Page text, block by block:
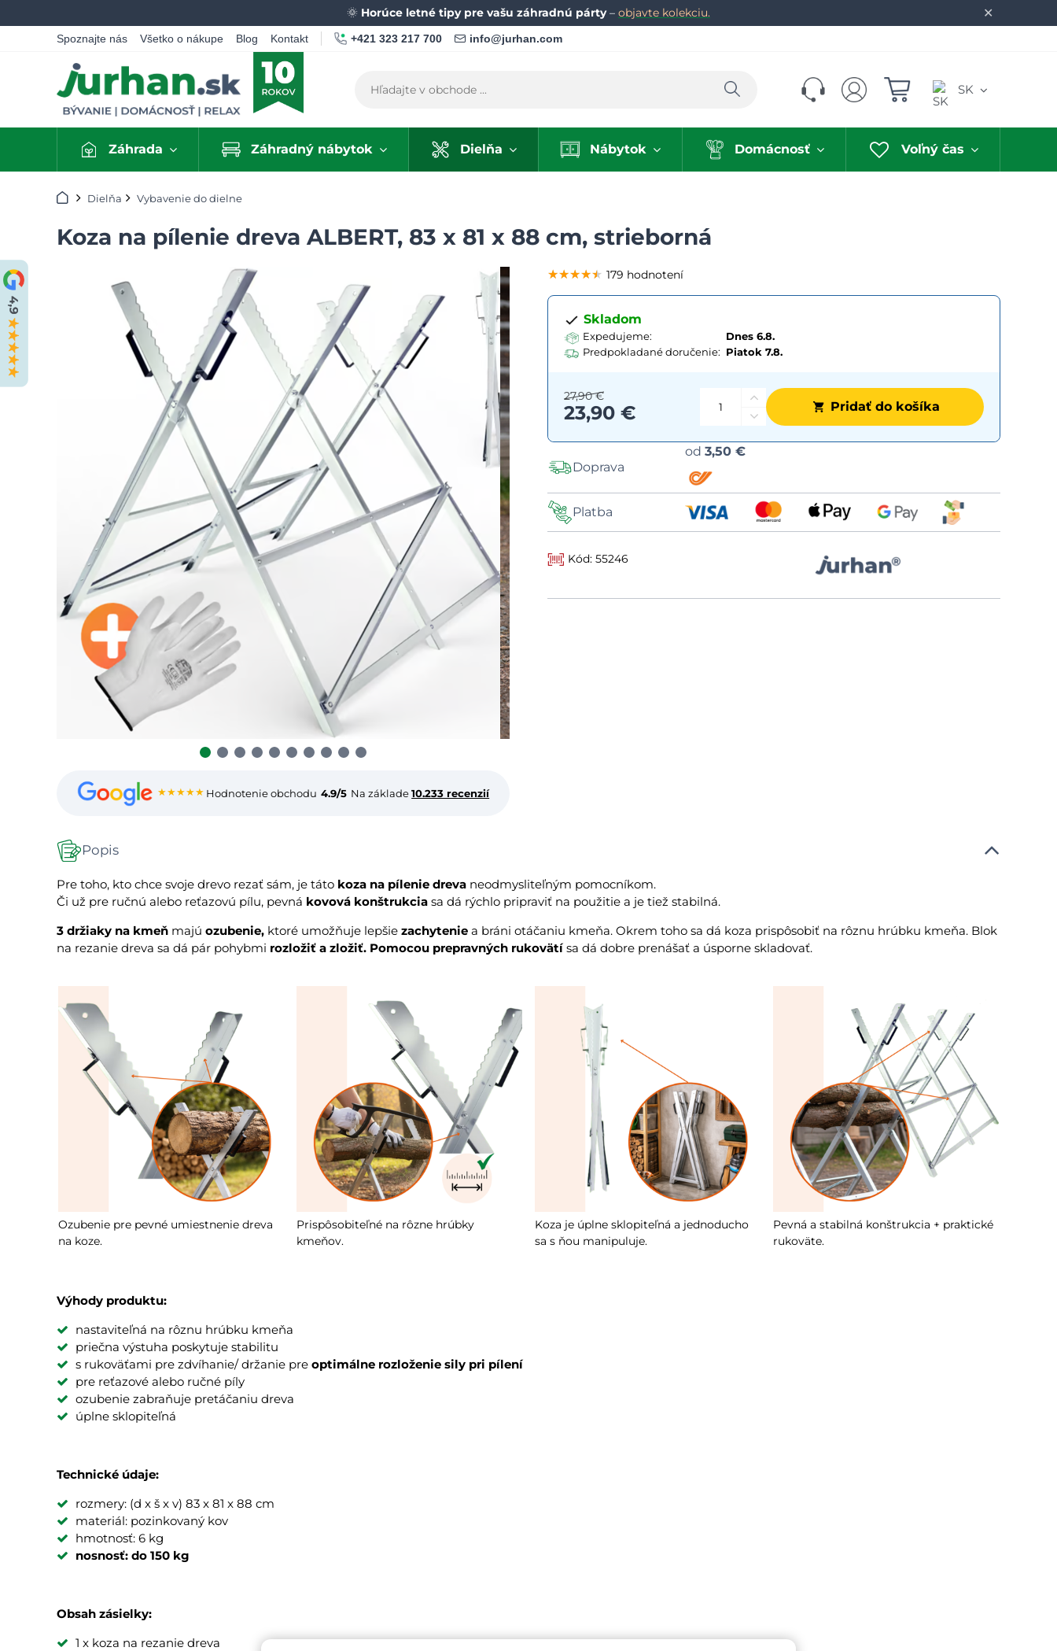
✕
🌞 Horúce letné tipy pre vašu záhradnú párty– objavte kolekciu.
Spoznajte nás Všetko o nákupe Blog Kontakt +421 323 217 700 info@jurhan.com
Hľadať SK
Záhrada Záhradný nábytok Dielňa Nábytok Domácnosť Voľný čas
Úvod Dielňa Vybavenie do dielne
Koza na pílenie dreva ALBERT, 83 x 81 x 88 cm, strieborná
★★★★★ Hodnotenie obchodu 4.9/5 Na základe10.233 recenzií
★★★★★
★★★★★
★★★★★ 179 hodnotení
Skladom
Expedujeme:
Dnes 6.8.
Predpokladané doručenie: Piatok 7.8.
23,90 €
27,90 €
Pridať do košíka
Doprava
od3,50 €
Platba
Kód: 55246
Popis
Pre toho, kto chce svoje drevo rezať sám, je táto koza na pílenie dreva neodmysliteľným pomocníkom.
Či už pre ručnú alebo reťazovú pílu, pevná kovová konštrukcia sa dá rýchlo pripraviť na použitie a je tiež stabilná.
3 držiaky na kmeň majú ozubenie, ktoré umožňuje lepšie zachytenie a bráni otáčaniu kmeňa. Okrem toho sa dá koza prispôsobiť na rôznu hrúbku kmeňa. Blok
na rezanie dreva sa dá pár pohybmi rozložiť a zložiť. Pomocou prepravných rukovätí sa dá dobre prenášať a úsporne skladovať.
Ozubenie pre pevné umiestnenie dreva
na koze.
Prispôsobiteľné na rôzne hrúbky
kmeňov.
Koza je úplne sklopiteľná a jednoducho
sa s ňou manipuluje.
Pevná a stabilná konštrukcia + praktické
rukoväte.
Výhody produktu:
nastaviteľná na rôznu hrúbku kmeňa
priečna výstuha poskytuje stabilitu
s rukoväťami pre zdvíhanie/ držanie pre optimálne rozloženie sily pri pílení
pre reťazové alebo ručné píly
ozubenie zabraňuje pretáčaniu dreva
úplne sklopiteľná
Technické údaje:
rozmery: (d x š x v) 83 x 81 x 88 cm
materiál: pozinkovaný kov
hmotnosť: 6 kg
nosnosť: do 150 kg
Obsah zásielky:
1 x koza na rezanie dreva